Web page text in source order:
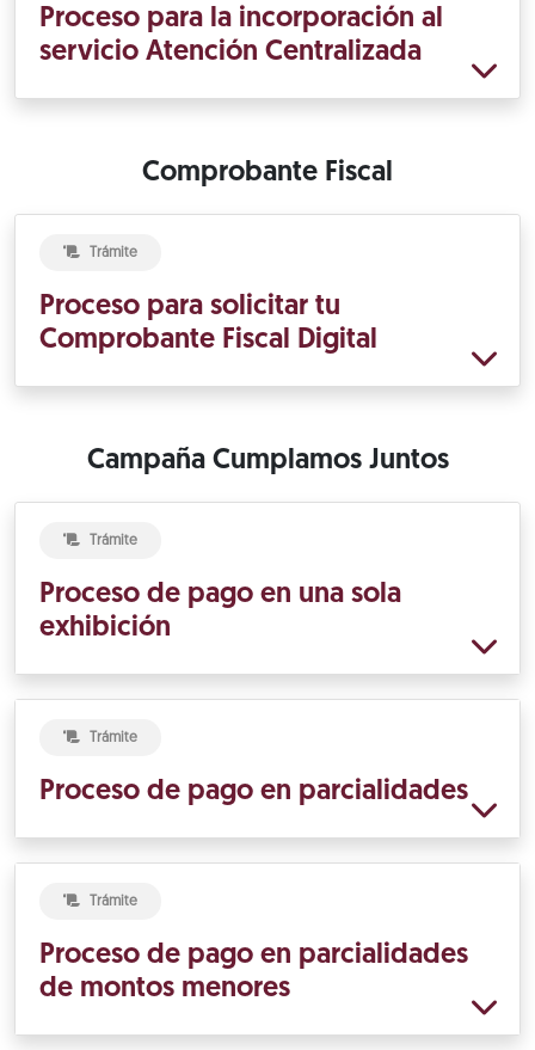
Proceso para la incorporación al
servicio Atención Centralizada
Comprobante Fiscal
Trámite
Proceso para solicitar tu
Comprobante Fiscal Digital
Campaña Cumplamos Juntos
Trámite
Proceso de pago en una sola
exhibición
Trámite
Proceso de pago en parcialidades
Trámite
Proceso de pago en parcialidades
de montos menores